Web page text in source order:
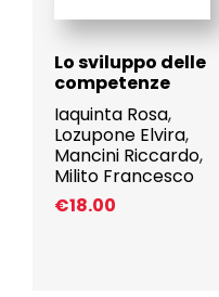
Lo sviluppo delle
competenze
Iaquinta Rosa,
Lozupone Elvira,
Mancini Riccardo,
Milito Francesco
€18.00